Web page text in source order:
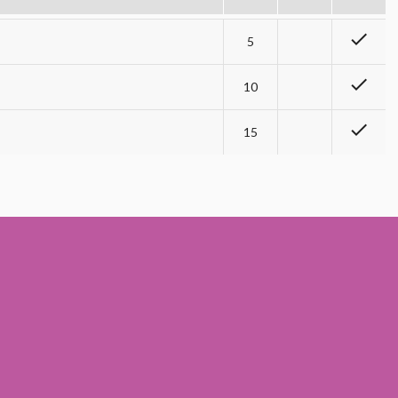
5 check
10 check
15 check